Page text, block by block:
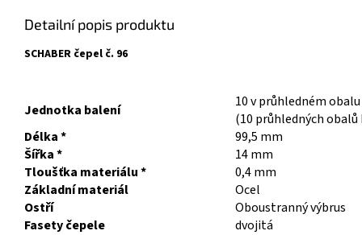
Detailní popis produktu
SCHABER čepel č. 96
Jednotka balení
10 v průhledném obalu
(10 průhledných
Délka *
99,5 mm
Šířka *
14 mm
Tloušťka materiálu *
0,4 mm
Základní materiál
Ocel
Ostří
Oboustranný výbrus
Fasety čepele
dvojitá